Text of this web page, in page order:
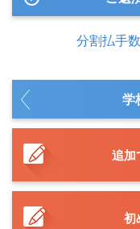
分割払手
学
追加
初